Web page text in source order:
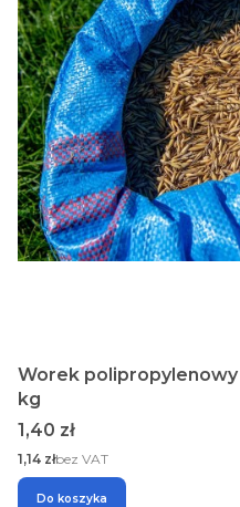
Worek polipropylenowy
kg
Cena
1,40 zł
Cena
1,14 złbez VAT
Do koszyka